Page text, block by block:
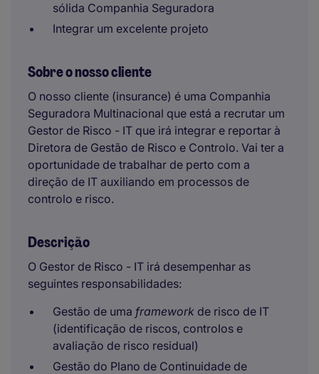
sólida Companhia Seguradora
Integrar um excelente projeto
Sobre o nosso cliente
O nosso cliente (insurance) é uma Companhia
Seguradora Multinacional que está a recrutar um
Gestor de Risco - IT que irá integrar e reportar à
Diretora de Gestão de Risco e Controlo. Vai ter a
oportunidade de trabalhar de perto com a
direção de IT auxiliando em processos de
controlo e risco.
Descrição
O Gestor de Risco - IT irá desempenhar as
seguintes responsabilidades:
Gestão de uma framework de risco de IT
(identificação de riscos, controlos e
avaliação de risco residual)
Gestão do Plano de Continuidade de